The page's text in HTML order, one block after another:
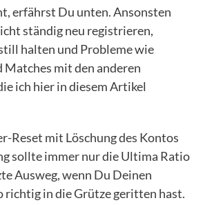
erfährst Du unten. Ansonsten
ständig neu registrieren,
halten und Probleme wie
Matches mit den anderen
ich hier in diesem Artikel
Reset mit Löschung des Kontos
sollte immer nur die Ultima Ratio
Ausweg, wenn Du Deinen
richtig in die Grütze geritten hast.